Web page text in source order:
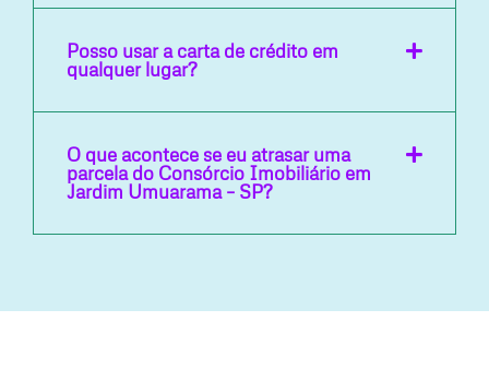
Posso usar a carta de crédito em
qualquer lugar?
O que acontece se eu atrasar uma
parcela do Consórcio Imobiliário em
Jardim Umuarama – SP?